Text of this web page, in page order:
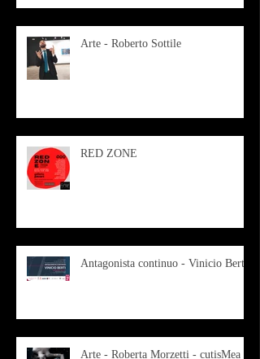
Arte - Roberto Sottile
RED ZONE
Antagonista continuo - Vinicio Berti
Arte - Roberta Morzetti - cutisMea